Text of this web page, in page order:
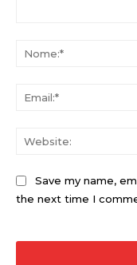
Save my name,
the next time I